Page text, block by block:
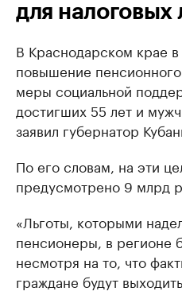
для налоговых
В Краснодарском крае
повышение
меры социальной
достигших 55 лет и
заявил губернатор
По его словам, на эти
предусмотрено 9 млрд
«Льготы, которыми
пенсионеры, в регионе
несмотря на то, что
граждане будут